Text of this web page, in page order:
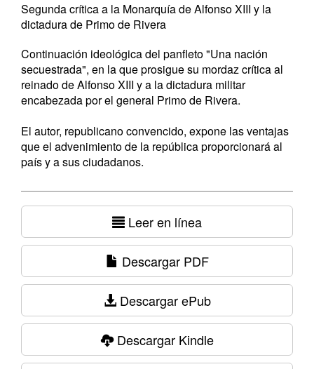
Segunda crítica a la Monarquía de Alfonso XIII y la
dictadura de Primo de Rivera
Continuación ideológica del panfleto "Una nación
secuestrada", en la que prosigue su mordaz crítica al
reinado de Alfonso XIII y a la dictadura militar
encabezada por el general Primo de Rivera.
El autor, republicano convencido, expone las ventajas
que el advenimiento de la república proporcionará al
país y a sus ciudadanos.
Leer en línea
Descargar PDF
Descargar ePub
Descargar Kindle